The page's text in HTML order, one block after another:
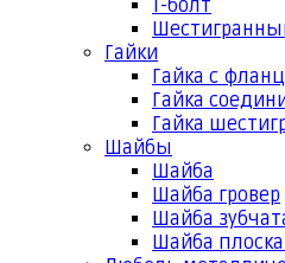
Т-болт
Гайки
Гайка с
Гайка
Гайка
Шайбы
Шайба
Шайба гровер
Шайба
Шайба